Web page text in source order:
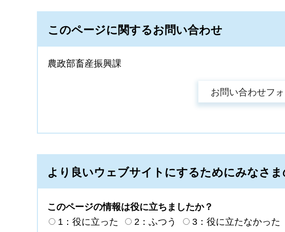
このページに関するお問い合わせ
農政部畜産振興課
より良いウェブサイトにするためにみなさ
このページの情報は役に立ちましたか？
1：役に立った
2：ふつう
3：役に立たなかった